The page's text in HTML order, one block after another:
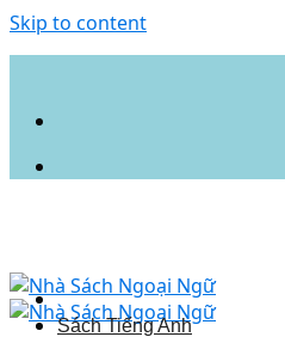
Skip to content
Sách Tiếng Anh